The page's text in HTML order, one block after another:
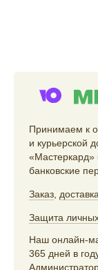
Принимаем к
и курьерской
банковские
Заказ,
Защита
Наш онлайн-
365 дней в